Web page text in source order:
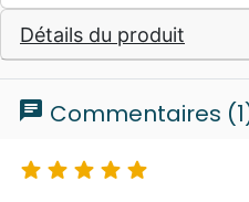
Détails du produit
chat Commentaires
    